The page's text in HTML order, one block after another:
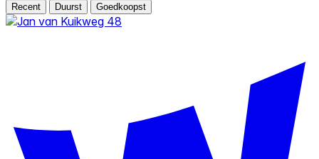
Recent Duurst Goedkoopst